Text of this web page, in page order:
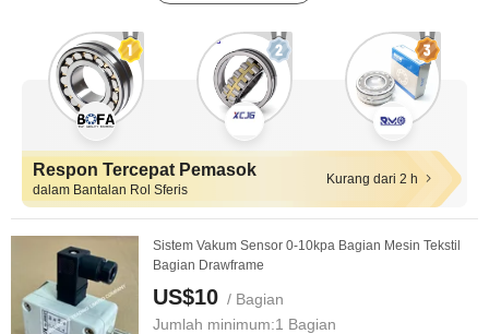
Respon Tercepat Pemasok
dalam Bantalan Rol Sferis
Kurang dari 2 h
Sistem Vakum Sensor 0-10kpa Bagian Mesin Tekstil
Bagian Drawframe
US$10 / Bagian
Jumlah minimum:1 Bagian